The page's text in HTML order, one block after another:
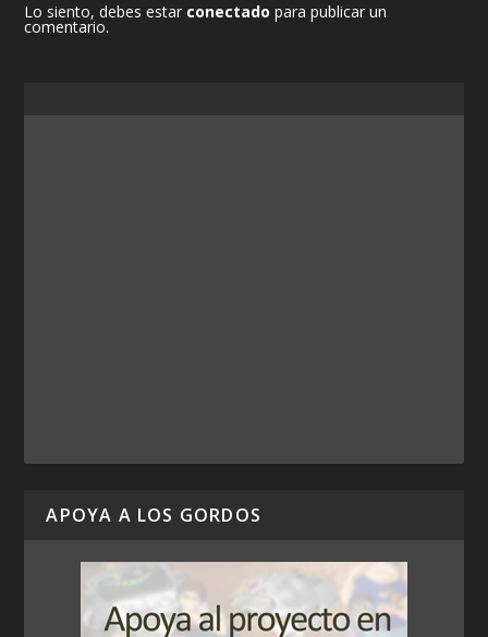
Lo siento, debes estar conectado para publicar un
comentario.
APOYA A LOS GORDOS